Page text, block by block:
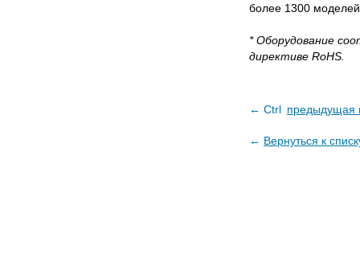
более 1300
* Оборудование
директиве RoHS.
← Ctrl предыдущая
← Вернуться к